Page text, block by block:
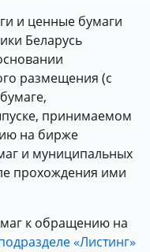
и ценные бумаги
Беларусь
размещения (с
принимаемом
на бирже
и муниципальных
прохождения ими
к обращению на
«Листинг»